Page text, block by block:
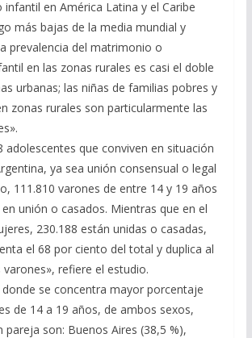
en América Latina y el Caribe
más bajas de la media mundial y
prevalencia del matrimonio o
en las zonas rurales es casi el doble
urbanas; las niñas de familias pobres y
zonas rurales son particularmente las
adolescentes que conviven en situación
ya sea unión consensual o legal
111.810 varones de entre 14 y 19 años
unión o casados. Mientras que en el
230.188 están unidas o casadas,
el 68 por ciento del total y duplica al
refiere el estudio.
donde se concentra mayor porcentaje
de 14 a 19 años, de ambos sexos,
pareja son: Buenos Aires (38,5 %),